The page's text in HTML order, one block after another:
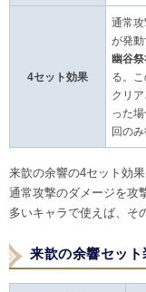
4セット効果
通常攻
が発動
幽谷
る。
クリ
った
回のみ
来歆の余響の4セット効
通常攻撃のダメージを攻
多いキャラで使えば、そ
来歆の余響セッ